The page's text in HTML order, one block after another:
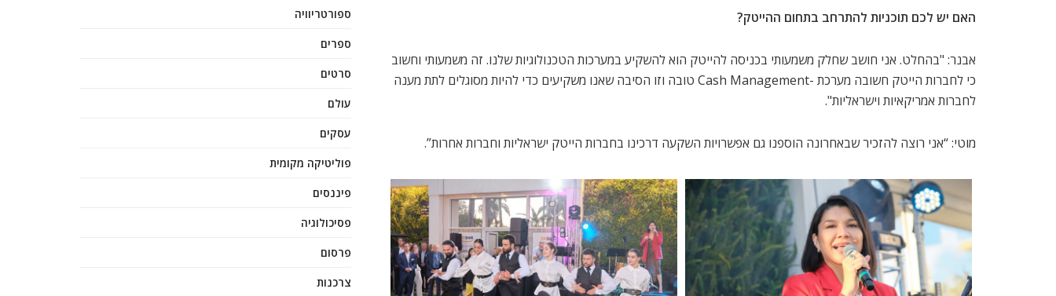
האם יש לכם תוכניות להתרחב בתחום ההייטק?
אבנר: "בהחלט. אני חושב שחלק משמעותי בכניסה להייטק הוא להשקיע במערכות הטכנולוגיות שלנו. זה משמעותי וחשוב
כי לחברות הייטק חשובה מערכת -Cash Management טובה וזו הסיבה שאנו משקיעים כדי להיות מסוגלים לתת מענה
לחברות אמריקאיות וישראליות".
מוטי: “אני רוצה להזכיר שבאחרונה הוספנו גם אפשרויות השקעה דרכינו בחברות הייטק ישראליות וחברות אחרות”.
ספורטריוויה
ספרים
סרטים
עולם
עסקים
פוליטיקה מקומית
פיננסים
פסיכולוגיה
פרסום
צרכנות